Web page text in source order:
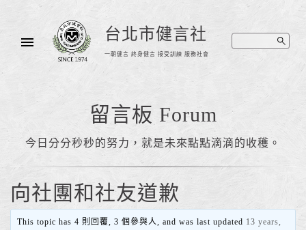
台北市健言社
一朝健言 終身健言 接受訓練 服務社會
留言板 Forum
今日分分秒秒的努力，就是未來點點滴滴的收穫。
向社團和社友道歉
This topic has 4 則回覆, 3 個參與人, and was last updated 13 years,